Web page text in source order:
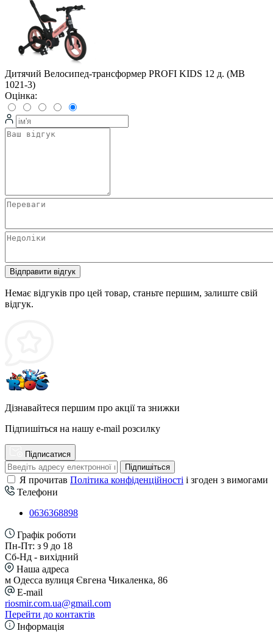
Дитячий Велосипед-трансформер PROFI KIDS 12 д. (MB
1021-3)
Оцінка:
Відправити відгук
Немає відгуків про цей товар, станьте першим, залиште свій
відгук.
Дізнавайтеся першим про акції та знижки
Підпишіться на нашу e-mail розсилку
Підписатися
Підпишіться
Я прочитав Політика конфіденційності і згоден з вимогами
Телефони
0636368898
Графік роботи
Пн-Пт: з 9 до 18
Сб-Нд - вихідний
Наша адреса
м Одесса вулиця Євгена Чикаленка, 86
E-mail
riosmir.com.ua@gmail.com
Перейти до контактів
Інформація